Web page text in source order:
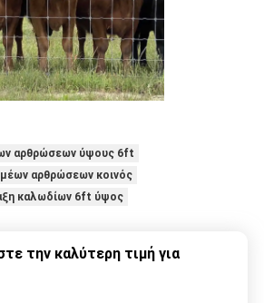
αρθρώσεων ύψους 6ft
αρθρώσεων κοινός
καλωδίων 6ft ύψος
την καλύτερη τιμή για